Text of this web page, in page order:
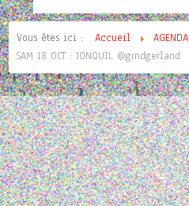
Vous êtes ici : Accueil AGENDA
SAM 18 OCT : JONQUIL @grndgerland